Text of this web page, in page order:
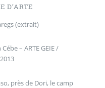
D’ARTE
(extrait)
– ARTE GEIE /
près de Dori, le camp